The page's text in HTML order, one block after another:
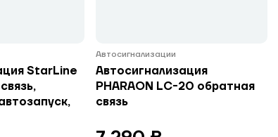
StarLine
Автосигнализации
Автосигнализация
PHARAON LC-20 обратная
связь